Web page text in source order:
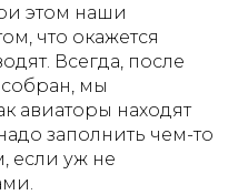
этом наши
что окажется
Всегда, после
мы
авиаторы находят
заполнить чем-то
если уж не